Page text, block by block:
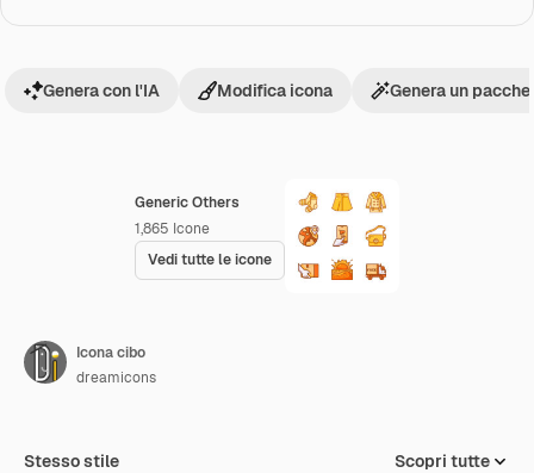
Generic Others
1,865 Icone
Vedi tutte le icone
Genera con l'IA Modifica icona Genera un
Icona cibo
dreamicons
Stesso stile Scopri tutte